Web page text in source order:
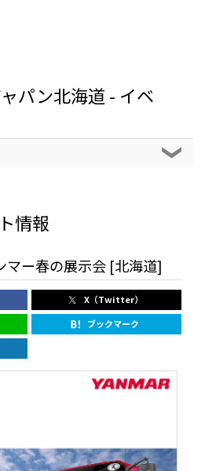
パン北海道 - イベ
情報
ー春の展示会 [北海道]
X（Twitter）
ブックマーク